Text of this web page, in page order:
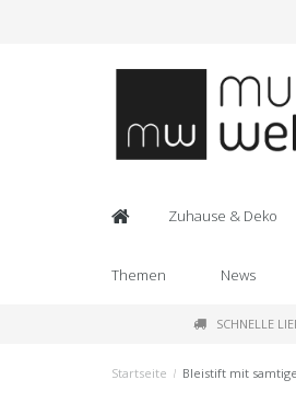
Zuhause & Deko
Themen News
SCHNELLE
Startseite / Bleistift mit